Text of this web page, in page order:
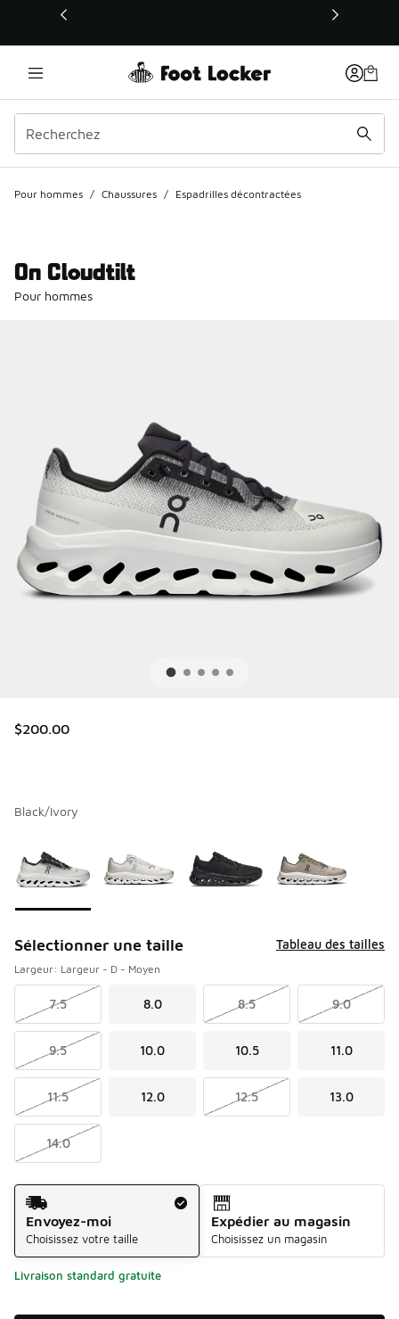
Ce lien s’ouvrira dans une nouvelle fenêtre
Pour hommes / Chaussures / Espadrilles décontractées
On Cloudtilt
Pour hommes
$200.00
Black/Ivory
Sélectionner une taille Tableau des tailles
Largeur: Largeur - D - Moyen
7.5 8.0 8.5 9.0
9.5 10.0 10.5 11.0
11.5 12.0 12.5 13.0
14.0
Méthode d’expédition
Envoyez-moi
Choisissez votre taille
Expédier au magasin
Choisissez un magasin
Livraison standard gratuite